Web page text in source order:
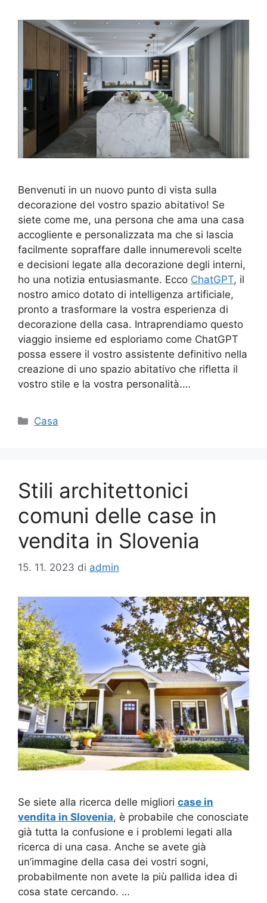
Benvenuti in un nuovo punto di vista sulla
decorazione del vostro spazio abitativo! Se
siete come me, una persona che ama una casa
accogliente e personalizzata ma che si lascia
facilmente sopraffare dalle innumerevoli scelte
e decisioni legate alla decorazione degli interni,
ho una notizia entusiasmante. Ecco ChatGPT, il
nostro amico dotato di intelligenza artificiale,
pronto a trasformare la vostra esperienza di
decorazione della casa. Intraprendiamo questo
viaggio insieme ed esploriamo come ChatGPT
possa essere il vostro assistente definitivo nella
creazione di uno spazio abitativo che rifletta il
vostro stile e la vostra personalità.…
Categorie
Casa
Stili architettonici
comuni delle case in
vendita in Slovenia
15. 11. 2023 di admin
Se siete alla ricerca delle migliori case in
vendita in Slovenia, è probabile che conosciate
già tutta la confusione e i problemi legati alla
ricerca di una casa. Anche se avete già
un’immagine della casa dei vostri sogni,
probabilmente non avete la più pallida idea di
cosa state cercando. …